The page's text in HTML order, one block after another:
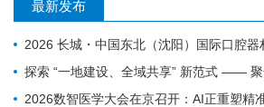
最新发布
2026 长城・中国东北（沈阳）国际口腔器材展览会暨学术交流会
探索 “一地建设、全域共享” 新范式 —— 聚焦数智赋能 盐城25个人工智能
2026数智医学大会在京召开：AI正重塑精准外科